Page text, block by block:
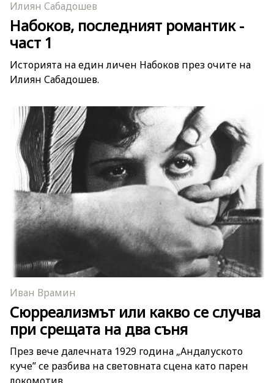
Илиян Сабадошев
Набоков, последният романтик -
част 1
Историята на един личен Набоков през очите на
Илиян Сабадошев.
Иван Врамин
Сюрреализмът или какво се случва
при срещата на два съня
През вече далечната 1929 година „Андалуското
куче” се разбива на световната сцена като парен